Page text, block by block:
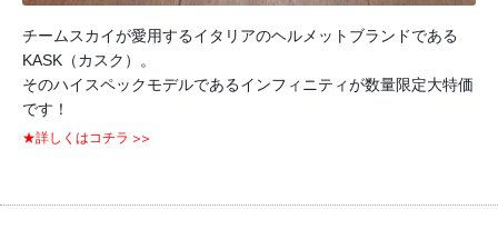
チームスカイが愛用するイタリアのヘルメットブランドである
KASK（カスク）。
そのハイスペックモデルであるインフィニティが数量限定大特価
です！
★詳しくはコチラ >>